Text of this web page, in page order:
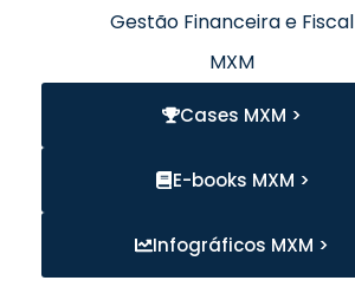
Gestão Financeira e Fiscal
MXM
Cases MXM >
E-books MXM >
Infográficos MXM >